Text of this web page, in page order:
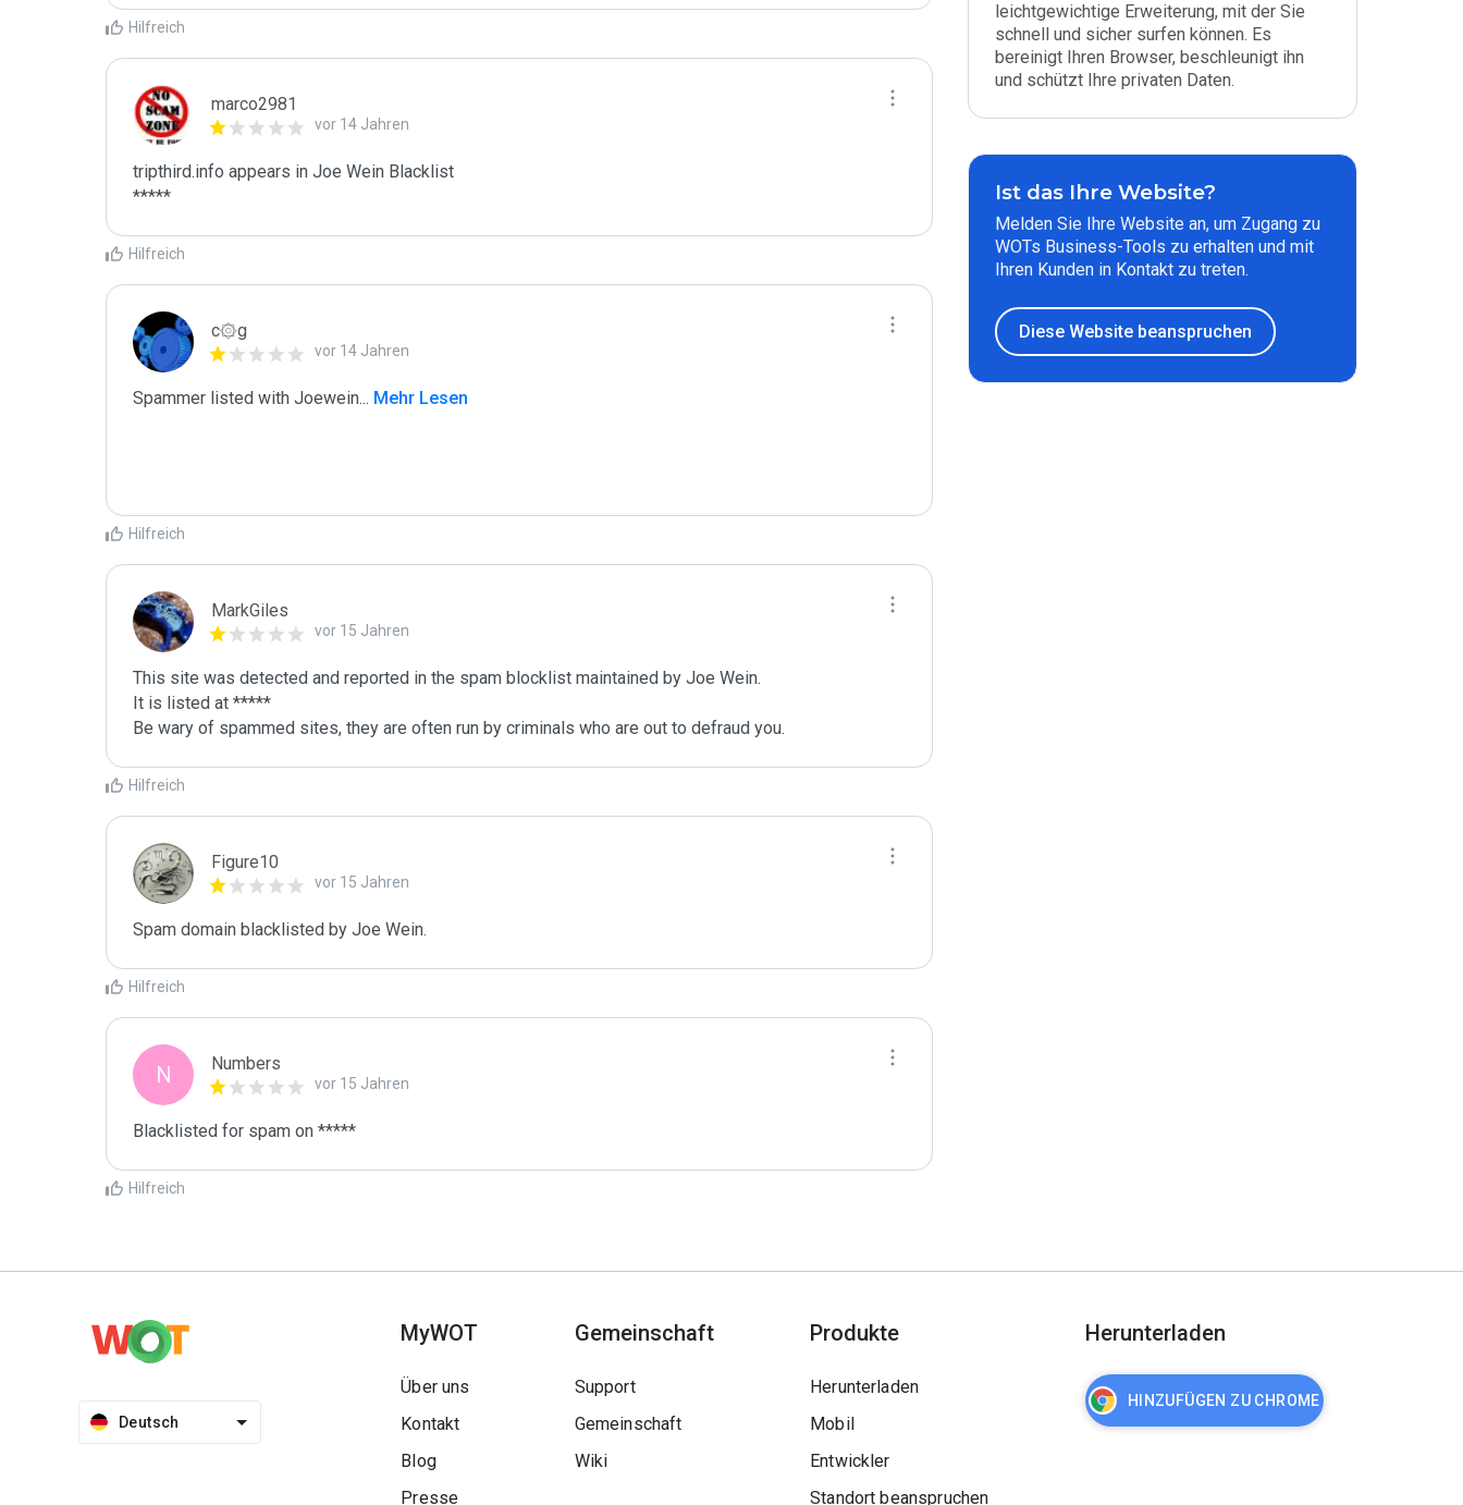
Hilfreich
marco2981
vor 14 Jahren
tripthird.info appears in Joe Wein Blacklist
*****
Hilfreich
c۞g
vor 14 Jahren
Spammer listed with Joewein ... Mehr Lesen
Hilfreich
MarkGiles
vor 15 Jahren
This site was detected and reported in the spam blocklist maintained by Joe Wein.
It is listed at *****
Be wary of spammed sites, they are often run by criminals who are out to defraud you.
Hilfreich
Figure10
vor 15 Jahren
Spam domain blacklisted by Joe Wein.
Hilfreich
N Numbers
vor 15 Jahren
Blacklisted for spam on *****
Hilfreich
leichtgewichtige Erweiterung, mit der Sie
schnell und sicher surfen können. Es
bereinigt Ihren Browser, beschleunigt ihn
und schützt Ihre privaten Daten.
Ist das Ihre Website?
Melden Sie Ihre Website an, um Zugang zu
WOTs Business-Tools zu erhalten und mit
Ihren Kunden in Kontakt zu treten.
Diese Website beanspruchen
Deutsch
MyWOT
Über uns
Kontakt
Blog
Presse
Gemeinschaft
Support
Gemeinschaft
Wiki
Produkte
Herunterladen
Mobil
Entwickler
Standort beanspruchen
Herunterladen
HINZUFÜGEN ZU CHROME